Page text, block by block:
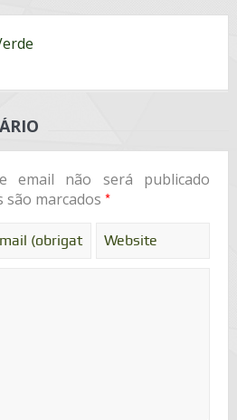
email não será publicado
marcados *